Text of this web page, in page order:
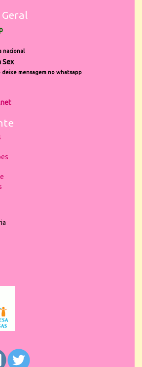
nacional
Sex
deixe mensagem no whatsapp